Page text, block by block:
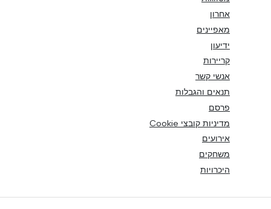
אחרון
מאפיינים
ידיעון
קריירות
אנשי קשר
תנאים והגבלות
פרסם
מדיניות קובצי Cookie
אירועים
משחקים
היכרויות